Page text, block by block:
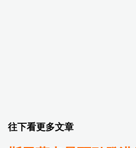
往下看更多文章